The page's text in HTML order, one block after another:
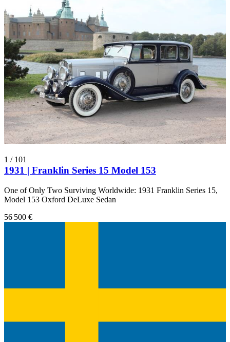
1 / 101
1931 | Franklin Series 15 Model 153
One of Only Two Surviving Worldwide: 1931 Franklin Series 15,
Model 153 Oxford DeLuxe Sedan
56 500 €